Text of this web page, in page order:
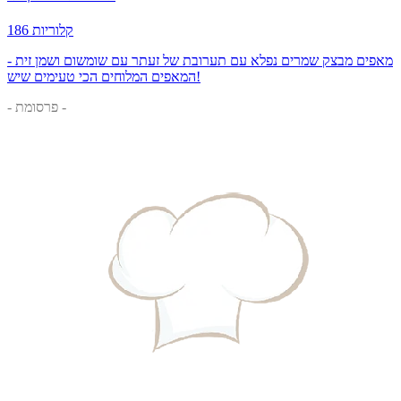
186 קלוריות
מאפים מבצק שמרים נפלא עם תערובת של זעתר עם שומשום ושמן זית -
המאפים המלוחים הכי טעימים שיש!
- פרסומת -